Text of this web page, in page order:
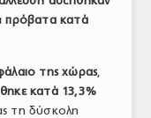
πρόβατα κατά
της χώρας,
κατά 13,3%
τη δύσκολη